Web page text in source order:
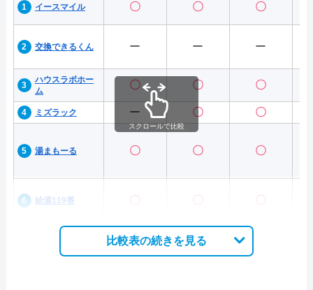
イースマイル 〇 〇 〇
交換できるくん ー ー ー
ハウスラボホー
ム
〇 〇 〇
ミズラック ー 〇 〇
湯まもーる 〇 〇 〇
給湯119番 〇 〇 〇
スクロールで比較
比較表の続きを見る